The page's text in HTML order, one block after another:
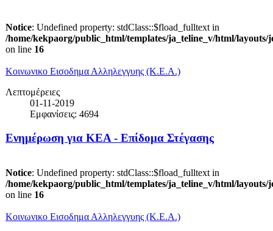
Notice: Undefined property: stdClass::$fload_fulltext in
/home/kekpaorg/public_html/templates/ja_teline_v/html/
on line 16
Κοινωνικο Εισοδημα Αλληλεγγυης (Κ.Ε.Α.)
Λεπτομέρειες
01-11-2019
Εμφανίσεις: 4694
Ενημέρωση για ΚΕΑ - Επίδομα Στέγασης
Notice: Undefined property: stdClass::$fload_fulltext in
/home/kekpaorg/public_html/templates/ja_teline_v/html/
on line 16
Κοινωνικο Εισοδημα Αλληλεγγυης (Κ.Ε.Α.)